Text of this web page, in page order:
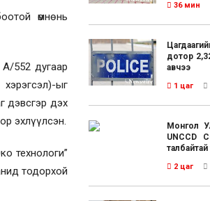
өмнө нь
А/552 дугаар
ыг
дэвсгэр дэх
эхлүүлсэн.
технологи”
тодорхой
36 мин
дотор
авчээ
1 цаг
Монгол
UNCCD
2 цаг